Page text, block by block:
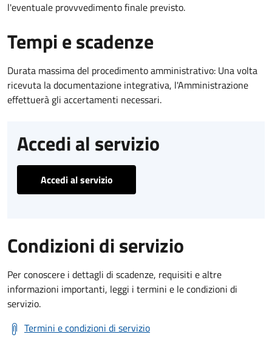
l'eventuale provvvedimento finale previsto.
Tempi e scadenze
Durata massima del procedimento amministrativo: Una volta
ricevuta la documentazione integrativa, l'Amministrazione
effettuerà gli accertamenti necessari.
Accedi al servizio
Accedi al servizio
Condizioni di servizio
Per conoscere i dettagli di scadenze, requisiti e altre
informazioni importanti, leggi i termini e le condizioni di
servizio.
Termini e condizioni di servizio